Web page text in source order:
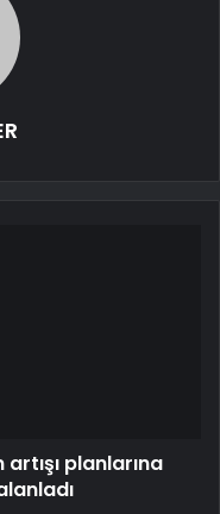
planlarına